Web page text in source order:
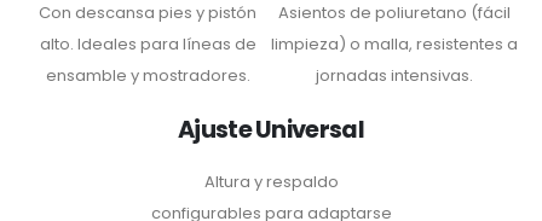
Con descansa pies y pistón
alto. Ideales para líneas de
ensamble y mostradores.
Asientos de poliuretano (fácil
limpieza) o malla, resistentes a
jornadas intensivas.
Ajuste Universal
Altura y respaldo
configurables para adaptarse